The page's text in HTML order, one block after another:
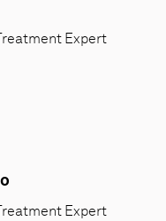
Expert
Expert